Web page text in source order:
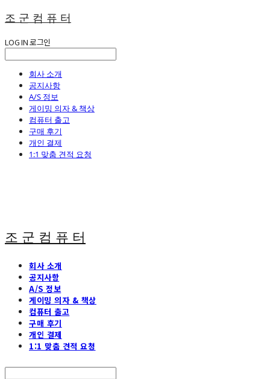
조 군 컴 퓨 터
LOG IN로그인
회사 소개
공지사항
A/S 정보
게이밍 의자 & 책상
컴퓨터 출고
구매 후기
개인 결제
1:1 맞춤 견적 요청
조 군 컴 퓨 터
회사 소개
공지사항
A/S 정보
게이밍 의자 & 책상
컴퓨터 출고
구매 후기
개인 결제
1:1 맞춤 견적 요청